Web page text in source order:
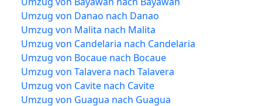
Umzug von Danao nach Danao
Umzug von Malita nach Malita
Umzug von Candelaria nach Candelaria
Umzug von Bocaue nach Bocaue
Umzug von Talavera nach Talavera
Umzug von Cavite nach Cavite
Umzug von Guagua nach Guagua